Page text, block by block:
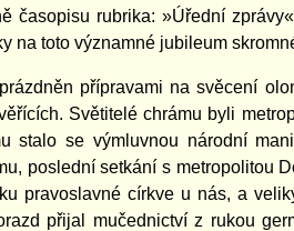
časopisu rubrika: »Úřední
na toto významné jubileum
přípravami na svěcení
Světitelé chrámu byli
stalo se výmluvnou národní
poslední setkání s metropolitou
pravoslavné církve u nás, a
přijal mučednictví z rukou